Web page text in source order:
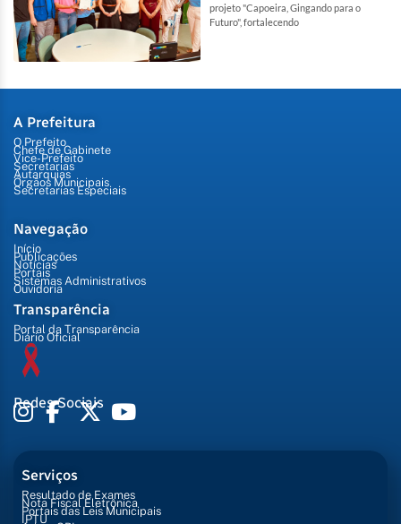
projeto "Capoeira, Gingando para o
Futuro", fortalecendo
A Prefeitura
O Prefeito
Chefe de Gabinete
Vice-Prefeito
Secretarias
Autarquias
Órgãos Municipais
Secretarias Especiais
Navegação
Início
Publicações
Notícias
Portais
Sistemas Administrativos
Ouvidoria
Transparência
Portal da Transparência
Diário Oficial
Redes Sociais
Serviços
Resultado de Exames
Nota Fiscal Eletrônica
Portais das Leis Municipais
IPTU